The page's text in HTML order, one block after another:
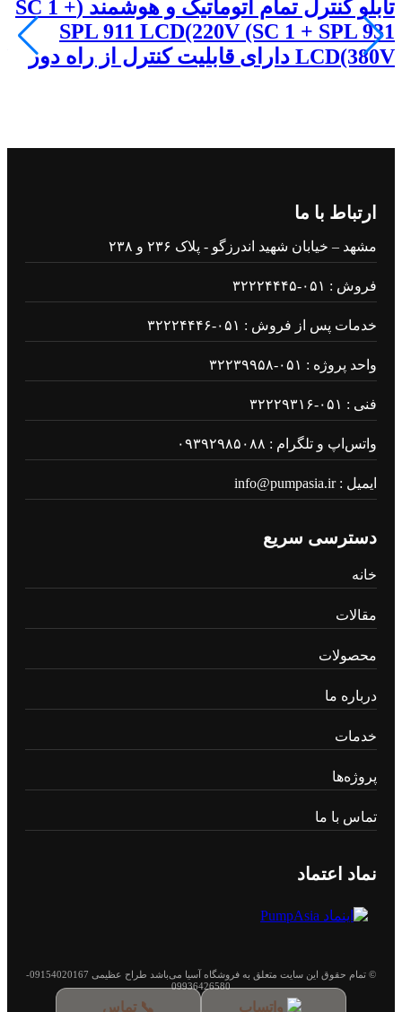
تابلو کنترل تمام اتوماتیک و هوشمند (SC 1 +
SPL 911 LCD(220V (SC 1 + SPL 931
LCD(380V دارای قابلیت کنترل از راه دور
ارتباط با ما
مشهد – خیابان شهید اندرزگو - پلاک ۲۳۶ و ۲۳۸
فروش : ۰۵۱-۳۲۲۲۴۴۴۵
خدمات پس از فروش : ۰۵۱-۳۲۲۲۴۴۴۶
واحد پروژه : ۰۵۱-۳۲۲۳۹۹۵۸
فنی : ۰۵۱-۳۲۲۲۹۳۱۶
واتس‌اپ و تلگرام : ۰۹۳۹۲۹۸۵۰۸۸
ایمیل : info@pumpasia.ir
دسترسی سریع
خانه
مقالات
محصولات
درباره ما
خدمات
پروژه‌ها
تماس با ما
نماد اعتماد
© تمام حقوق این سایت متعلق به فروشگاه آسیا می‌باشد طراح عظیمی 09154020167-
09936426580
واتساپ 📞 تماس